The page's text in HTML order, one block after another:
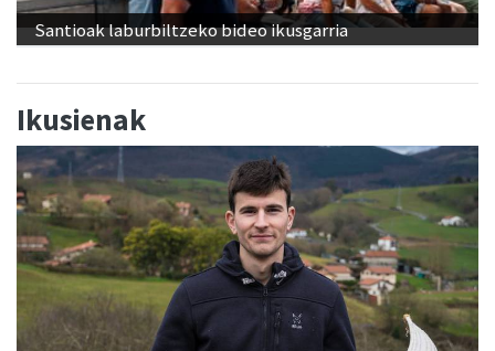
Santioak laburbiltzeko bideo ikusgarria
Ikusienak